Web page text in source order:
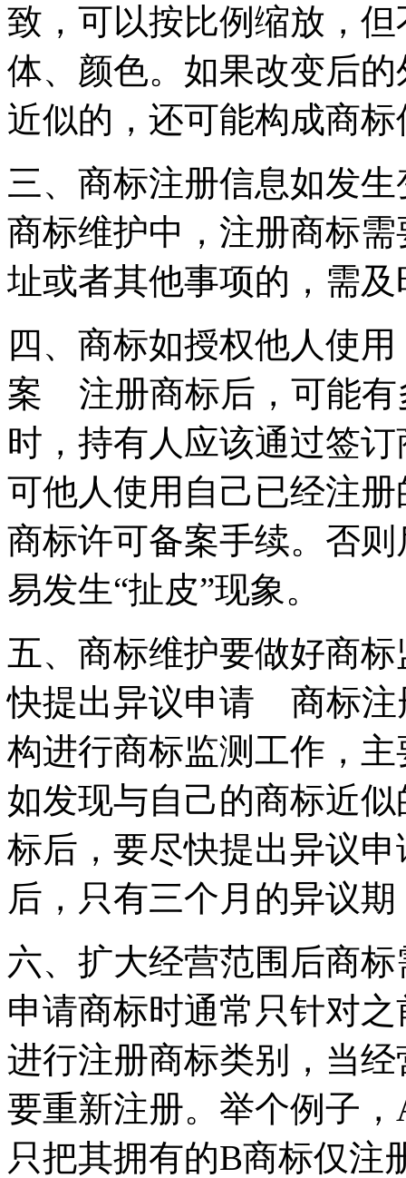
致，可以按比例缩放，
体、颜色。如果改变后
近似的，还可能构成商
三、商标注册信息如发
商标维护中，注册商标
址或者其他事项的，需
四、商标如授权他人使
案 注册商标后，可能有
时，持有人应该通过签
可他人使用自己已经注
商标许可备案手续。否
易发生“扯皮”现象。
五、商标维护要做好商
快提出异议申请 商标注
构进行商标监测工作，
如发现与自己的商标近
标后，要尽快提出异议
后，只有三个月的异议
六、扩大经营范围后商
申请商标时通常只针对
进行注册商标类别，当
要重新注册。举个例子
只把其拥有的B商标仅注